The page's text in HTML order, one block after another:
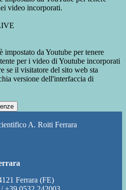
video incorporati.
impostato da Youtube per tenere
per i video di Youtube incorporati
se il visitatore del sito web sta
versione dell'interfaccia di
A. Roiti Ferrara
Ferrara (FE)